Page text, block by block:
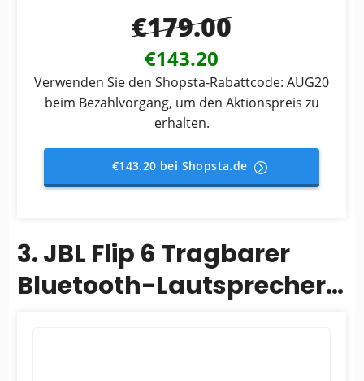
€179.00
€143.20
Verwenden Sie den Shopsta-Rabattcode: AUG20
beim Bezahlvorgang, um den Aktionspreis zu
erhalten.
€143.20 bei Shopsta.de
3. JBL Flip 6 Tragbarer
Bluetooth-Lautsprecher